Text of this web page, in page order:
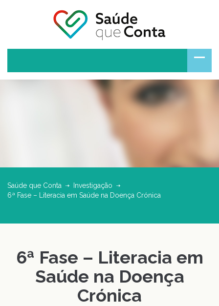
Saúde que Conta
Investigação
6ª Fase – Literacia em Saúde na Doença Crónica
6ª Fase – Literacia em
Saúde na Doença
Crónica